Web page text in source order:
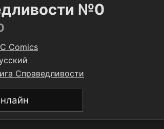
№0
Comics
Справедливости